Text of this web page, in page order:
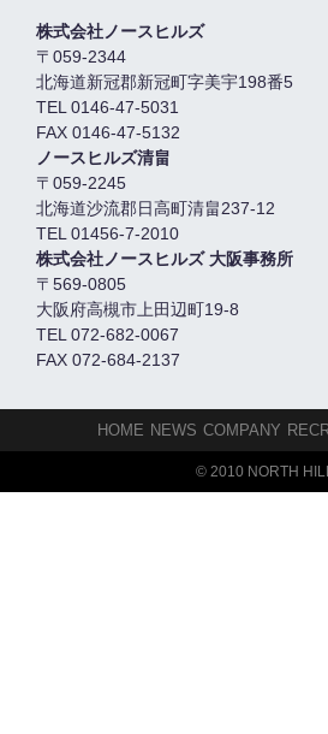
株式会社ノースヒルズ
〒059-2344
北海道新冠郡新冠町字美宇198番5
TEL 0146-47-5031
FAX 0146-47-5132
ノースヒルズ清畠
〒059-2245
北海道沙流郡日高町清畠237-12
TEL 01456-7-2010
株式会社ノースヒルズ 大阪事務所
〒569-0805
大阪府高槻市上田辺町19-8
TEL 072-682-0067
FAX 072-684-2137
HOME NEWS COMPANY
© 2010 NORTH